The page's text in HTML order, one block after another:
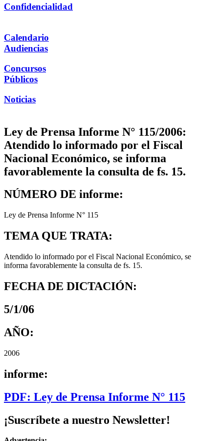
Confidencialidad
Calendario
Audiencias
Concursos
Públicos
Noticias
Ley de Prensa Informe N° 115/2006:
Atendido lo informado por el Fiscal
Nacional Económico, se informa
favorablemente la consulta de fs. 15.
NÚMERO DE informe:
Ley de Prensa Informe N° 115
TEMA QUE TRATA:
Atendido lo informado por el Fiscal Nacional Económico, se
informa favorablemente la consulta de fs. 15.
FECHA DE DICTACIÓN:
5/1/06
AÑO:
2006
informe:
PDF: Ley de Prensa Informe N° 115
¡Suscríbete a nuestro Newsletter!